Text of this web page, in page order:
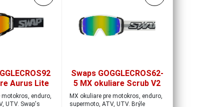
Aurus Lite
iridium red
motokros, enduro,
UTV. Swap's
Swaps GOGGLECROS62-
5 MX okuliare Scrub V2
white/black/gold-blue
MX okuliare pre motokros, enduro,
supermoto, ATV, UTV. Brýle